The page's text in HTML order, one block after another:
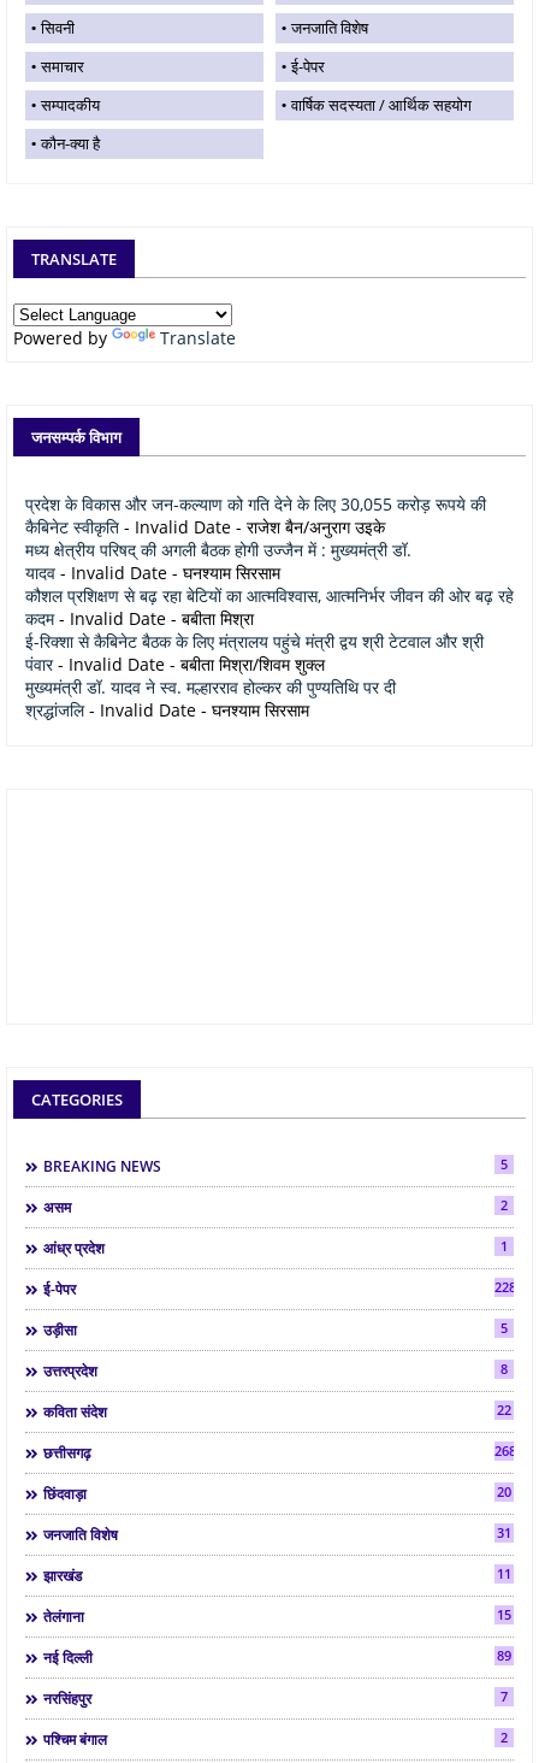
सिवनी
जनजाति विशेष
समाचार
ई-पेपर
सम्पादकीय
वार्षिक सदस्यता / आर्थिक सहयोग
कौन-क्या है
TRANSLATE
Powered by Translate
जनसम्पर्क विभाग
प्रदेश के विकास और जन-कल्याण को गति देने के लिए 30,055 करोड़ रूपये की
कैबिनेट स्वीकृति - Invalid Date - राजेश बैन/अनुराग उइके
मध्य क्षेत्रीय परिषद् की अगली बैठक होगी उज्जैन में : मुख्यमंत्री डॉ.
यादव - Invalid Date - घनश्याम सिरसाम
कौशल प्रशिक्षण से बढ़ रहा बेटियों का आत्मविश्वास, आत्मनिर्भर जीवन की ओर बढ़ रहे
कदम- Invalid Date - बबीता मिश्रा
ई-रिक्शा से कैबिनेट बैठक के लिए मंत्रालय पहुंचे मंत्री द्वय श्री टेटवाल और श्री
पंवार- Invalid Date - बबीता मिश्रा/शिवम शुक्ल
मुख्यमंत्री डॉ. यादव ने स्व. मल्हारराव होल्कर की पुण्यतिथि पर दी
श्रद्धांजलि- Invalid Date - घनश्याम सिरसाम
CATEGORIES
BREAKING NEWS 5
असम 2
आंध्र प्रदेश 1
ई-पेपर 2286
उड़ीसा 5
उत्तरप्रदेश 8
कविता संदेश 22
छत्तीसगढ़ 268
छिंदवाड़ा 20
जनजाति विशेष 31
झारखंड 11
तेलंगाना 15
नई दिल्ली 89
नरसिंहपुर 7
पश्चिम बंगाल 2